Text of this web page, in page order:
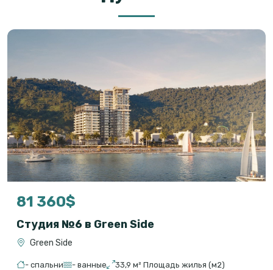
81 360$
Студия №6 в Green Side
Green Side
- спальни - ванные 33,9 м² Площадь жилья (м2)